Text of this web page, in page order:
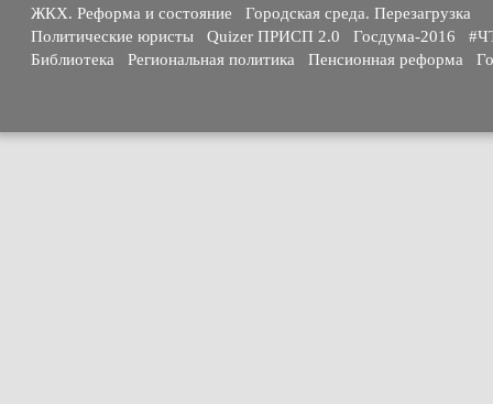
ЖКХ. Реформа и состояние
Городская среда. Перезагрузка
Политические юристы
Quizer ПРИСП 2.0 Госдума-2016
Библиотека
Региональная политика Пенсионная реформа